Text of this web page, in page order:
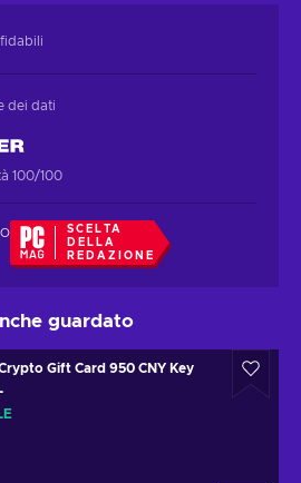
dei dati
100/100
SCELTA
DELLA
REDAZIONE
guardato
Gift Card 950 CNY Key